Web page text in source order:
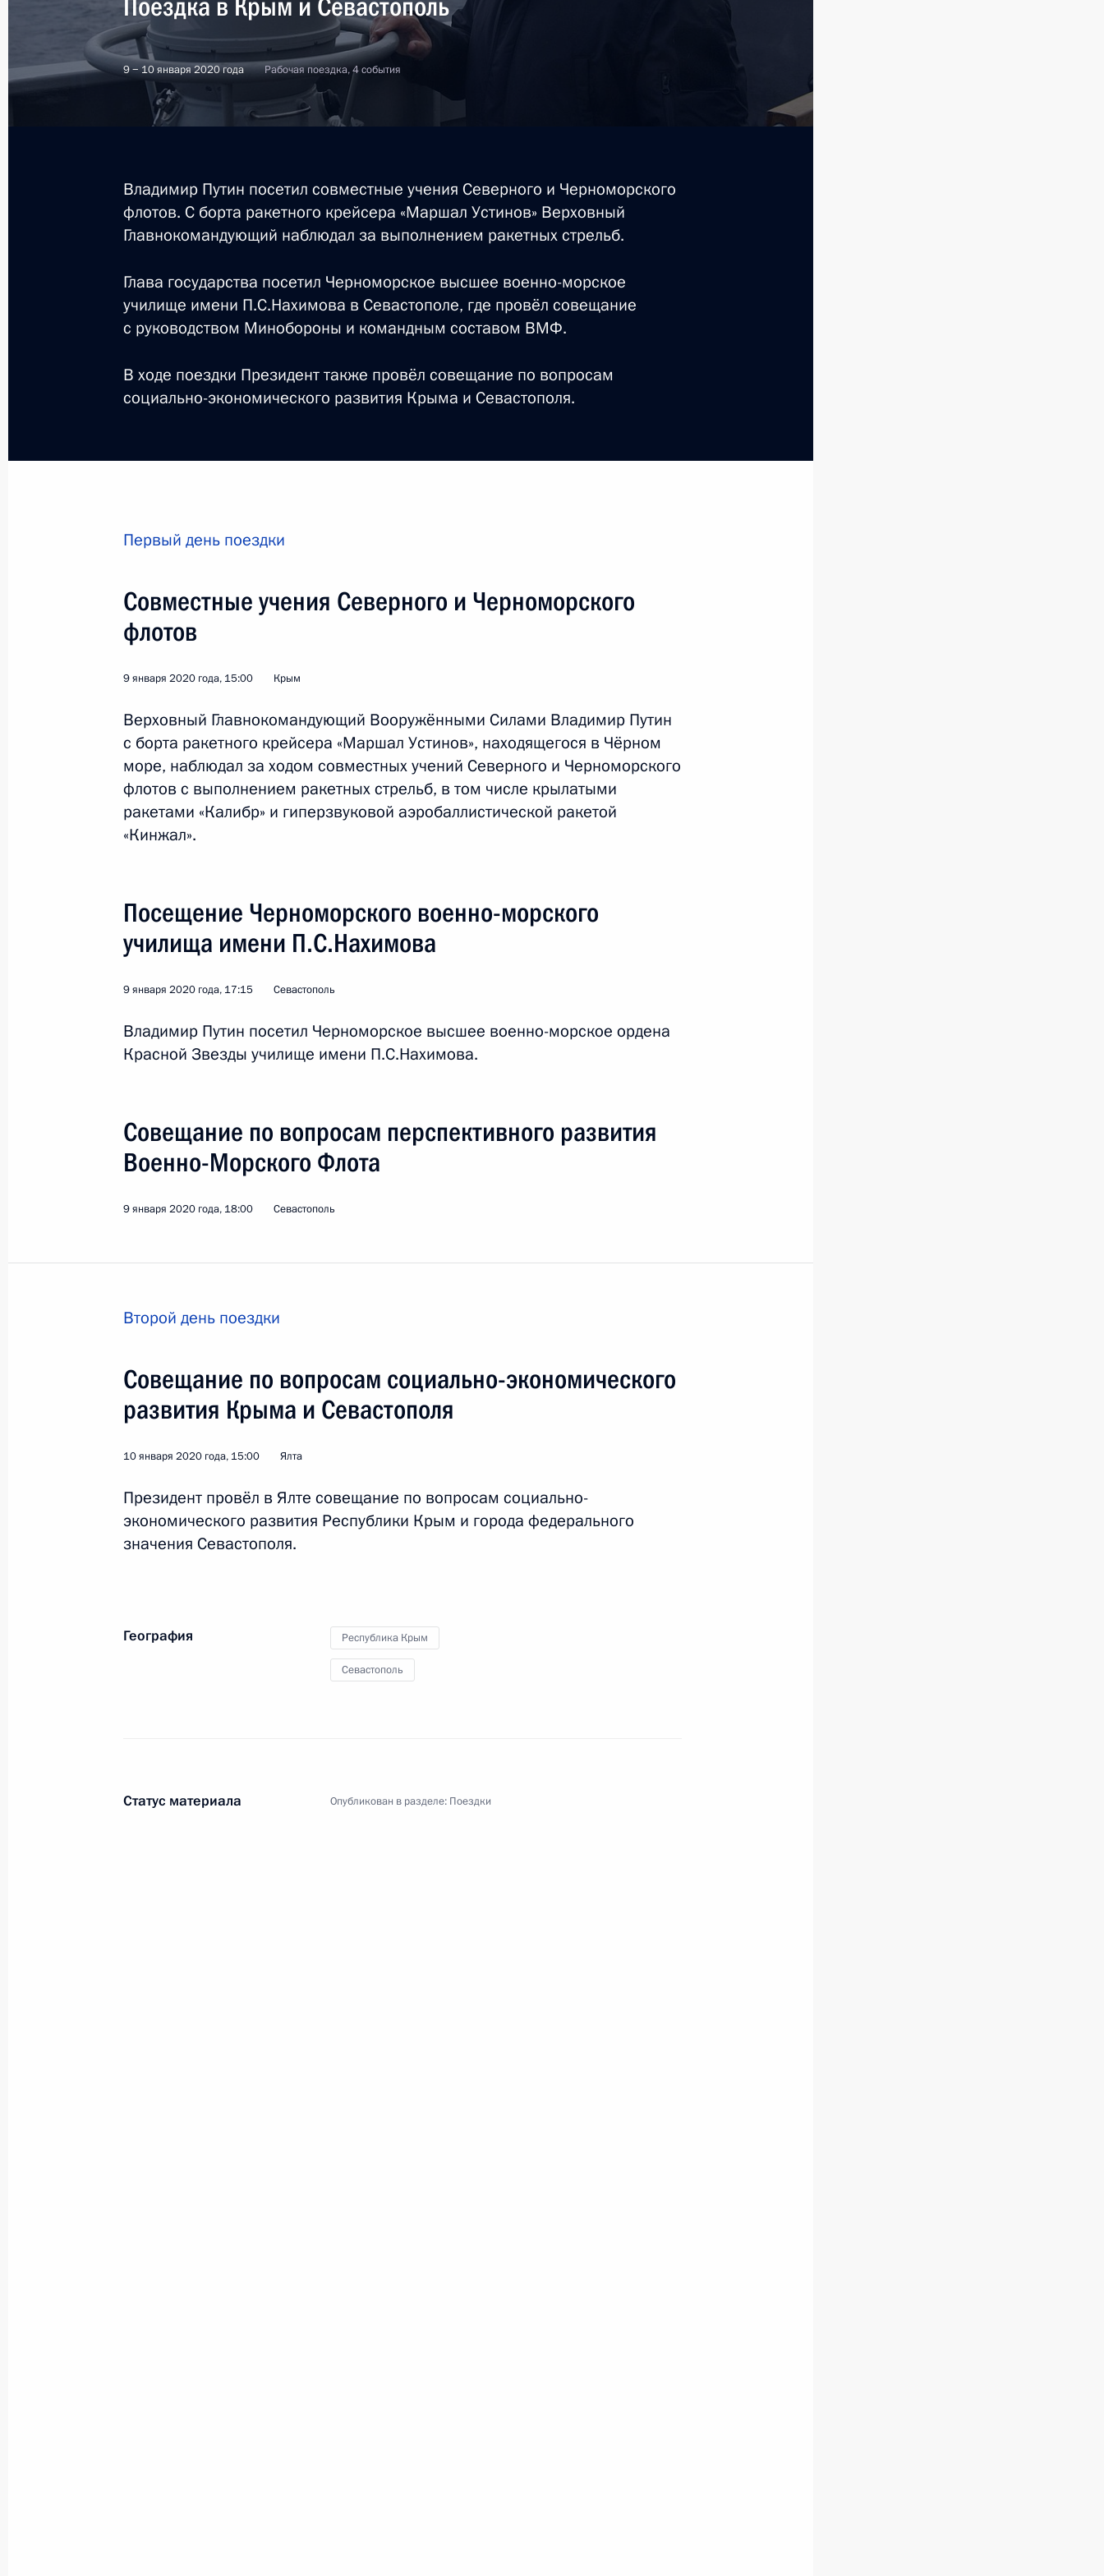
4
8 января 2020 года
Визит в Сирию
Мир 7 января 2020 года Зарубежный визит 1 событие
1
Поездка в Южный федеральный округ
Поездка в Крым и Севастополь
9 − 10 января 2020 года Рабочая поездка, 4 события
Владимир Путин посетил совместные учения Северного и Черноморского
флотов. С борта ракетного крейсера «Маршал Устинов» Верховный
Главнокомандующий наблюдал за выполнением ракетных стрельб.
Глава государства посетил Черноморское высшее военно-морское
училище имени П.С.Нахимова в Севастополе, где провёл совещание
с руководством Минобороны и командным составом ВМФ.
В ходе поездки Президент также провёл совещание по вопросам
социально-экономического развития Крыма и Севастополя.
Первый день поездки
Совместные учения Северного и Черноморского
флотов
9 января 2020 года, 15:00 Крым
Верховный Главнокомандующий Вооружёнными Силами Владимир Путин
с борта ракетного крейсера «Маршал Устинов», находящегося в Чёрном
море, наблюдал за ходом совместных учений Северного и Черноморского
флотов с выполнением ракетных стрельб, в том числе крылатыми
ракетами «Калибр» и гиперзвуковой аэробаллистической ракетой
«Кинжал».
Посещение Черноморского военно-морского
училища имени П.С.Нахимова
9 января 2020 года, 17:15 Севастополь
Владимир Путин посетил Черноморское высшее военно-морское ордена
Красной Звезды училище имени П.С.Нахимова.
Совещание по вопросам перспективного развития
Военно-Морского Флота
9 января 2020 года, 18:00 Севастополь
Второй день поездки
Совещание по вопросам социально-экономического
развития Крыма и Севастополя
10 января 2020 года, 15:00 Ялта
Президент провёл в Ялте совещание по вопросам социально-
экономического развития Республики Крым и города федерального
значения Севастополя.
География Республика Крым
Севастополь
Статус материала Опубликован в разделе: Поездки